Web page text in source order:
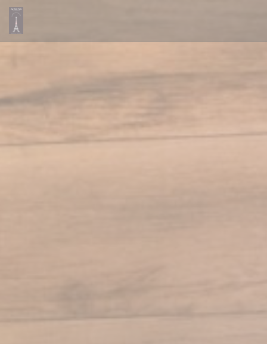
Personalización de sus opciones de cookies